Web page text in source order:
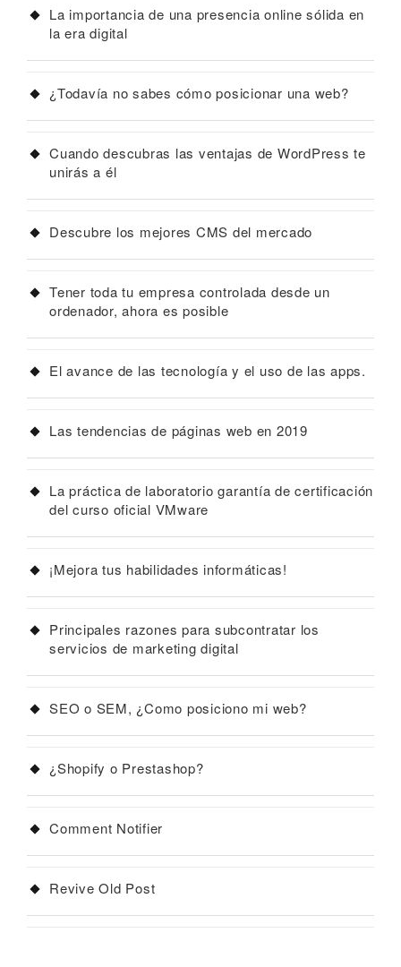
La importancia de una presencia online sólida en
la era digital
¿Todavía no sabes cómo posicionar una web?
Cuando descubras las ventajas de WordPress te
unirás a él
Descubre los mejores CMS del mercado
Tener toda tu empresa controlada desde un
ordenador, ahora es posible
El avance de las tecnología y el uso de las apps.
Las tendencias de páginas web en 2019
La práctica de laboratorio garantía de certificación
del curso oficial VMware
¡Mejora tus habilidades informáticas!
Principales razones para subcontratar los
servicios de marketing digital
SEO o SEM, ¿Como posiciono mi web?
¿Shopify o Prestashop?
Comment Notifier
Revive Old Post